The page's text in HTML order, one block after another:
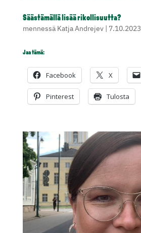
Säästämällä lisää rikollisuutta?
mennessä Katja Andrejev| 7.10.2023
Jaa tämä:
Facebook X
Pinterest Tulosta